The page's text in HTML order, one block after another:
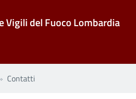
Vigili del Fuoco Lombardia
Contatti